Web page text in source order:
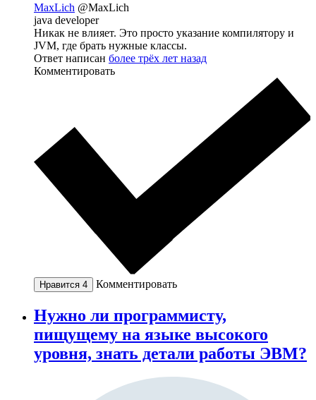
MaxLich @MaxLich
java developer
Никак не влияет. Это просто указание компилятору и
JVM, где брать нужные классы.
Ответ написан более трёх лет назад
Комментировать
Нравится 4 Комментировать
Нужно ли программисту,
пищущему на языке высокого
уровня, знать детали работы ЭВМ?